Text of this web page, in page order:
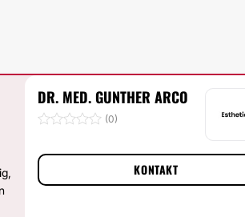
DR. MED. GUNTHER ARCO
(0)
KONTAKT